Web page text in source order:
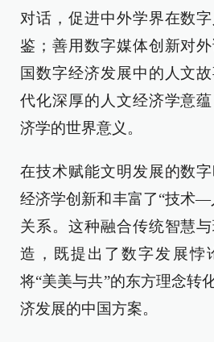
对话，促进中外学界在数
鉴；善用数字媒体创新对
国数字经济发展中的人文
代化深厚的人文经济学意
济学的世界意义。
在技术赋能文明发展的数
经济学创新和丰富了“技术
关系。这种融合传统智慧
造，既提出了数字发展悖
将“美美与共”的东方理念转
济发展的中国方案。